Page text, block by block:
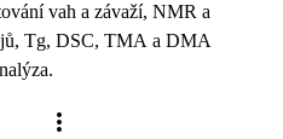
vah a závaží, NMR a
Tg, DSC, TMA a DMA